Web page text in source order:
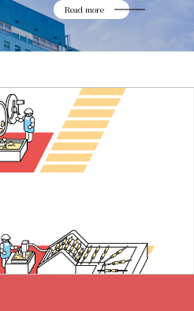
Read more